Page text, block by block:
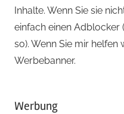
Inhalte. Wenn Sie sie
einfach einen Adblocker
so). Wenn Sie mir helfen
Werbebanner.
Werbung